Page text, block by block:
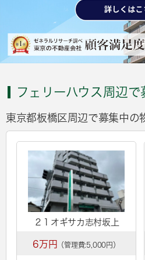
フェリーハウス周辺
東京都板橋区周辺で募集中の
２１オギサカ志村坂上
6万円 （管理費:5,000円）